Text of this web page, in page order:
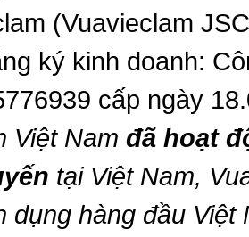
(Vuavieclam
ký kinh doanh:
cấp ngày
Việt Nam đã hoạt
tại Việt Nam,
dụng hàng đầu Việt